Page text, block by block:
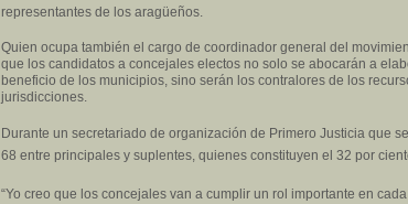
representantes de los aragüeños.
Quien ocupa también el cargo de coordinador general del
que los candidatos a concejales electos no solo se abocarán a
beneficio de los municipios, sino serán los contralores de los
jurisdicciones.
Durante un secretariado de organización de Primero Justicia que
68 entre principales y suplentes, quienes constituyen el 32 por
“Yo creo que los concejales van a cumplir un rol importante en